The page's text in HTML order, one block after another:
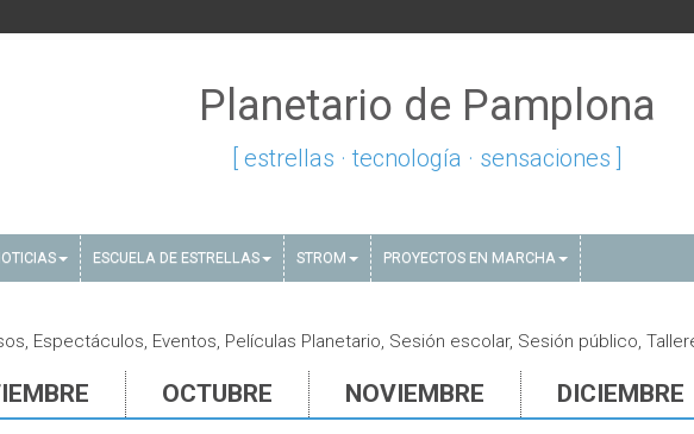
Planetario de Pamplona
[ estrellas · tecnología · sensaciones ]
ESCUELA DE ESTRELLAS STROM PROYECTOS EN MARCHA
Espectáculos, Eventos, Películas Planetario, Sesión escolar, Sesión público,
OCTUBRE NOVIEMBRE DICIEMBRE